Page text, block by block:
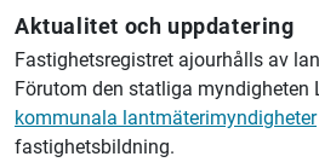
Aktualitet och uppdatering
Fastighetsregistret ajourhålls av
Förutom den statliga myndigheten
kommunala lantmäterimyndigheter
fastighetsbildning.